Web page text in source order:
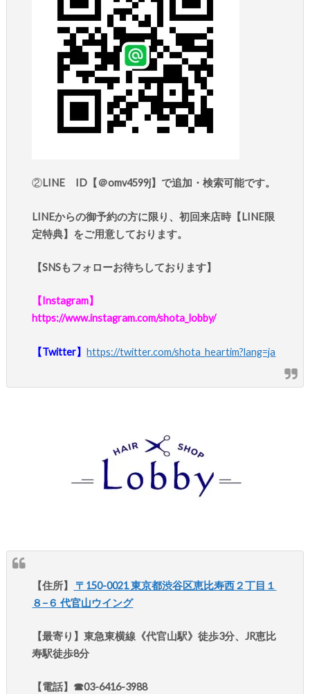
②LINE ID【＠omv4599j】で追加・検索可能です。
LINEからの御予約の方に限り、初回来店時【LINE限
定特典】をご用意しております。
【SNSもフォローお待ちしております】
【Instagram】
https://www.instagram.com/shota_lobby/
【Twitter】https://twitter.com/shota_heartim?lang=ja
【住所】
〒150-0021 東京都渋谷区恵比寿西２丁目１
８−６ 代官山ウイング
【最寄り】東急東横線《代官山駅》徒歩3分、JR恵比
寿駅徒歩8分
【電話】☎︎03-6416-3988